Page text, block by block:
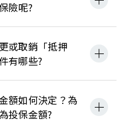
險呢?
或取銷「抵押
有哪些?
額如何決定？為
投保金額?